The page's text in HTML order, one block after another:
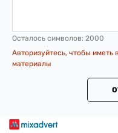
Осталось символов: 2000
Авторизуйтесь, чтобы иметь
материалы